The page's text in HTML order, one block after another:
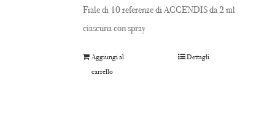
Fiale di 10 referenze di ACCENDIS da 2 ml
ciascuna con spray
Aggiungi al
carrello
Dettagli